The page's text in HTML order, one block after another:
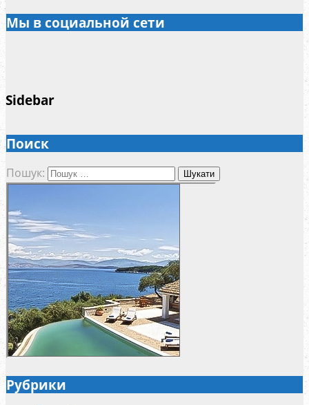
Мы в социальной сети
Sidebar
Поиск
Пошук:
Рубрики